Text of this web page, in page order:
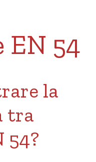
EN 54
la
tra
54?